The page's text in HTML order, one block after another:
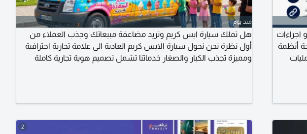
أنظمة
منذ يوم
هل تملك سيارة ايس كريم وتريد مضاعفة مبيعاتك وجذب العملاء من
أول نظرة نحن نحول سيارة الايس كريم العادية الى علامة تجارية احترافية
ومميزة تجذب الكبار والصغار خدماتنا تشمل تصميم هوية تجارية كاملة
2